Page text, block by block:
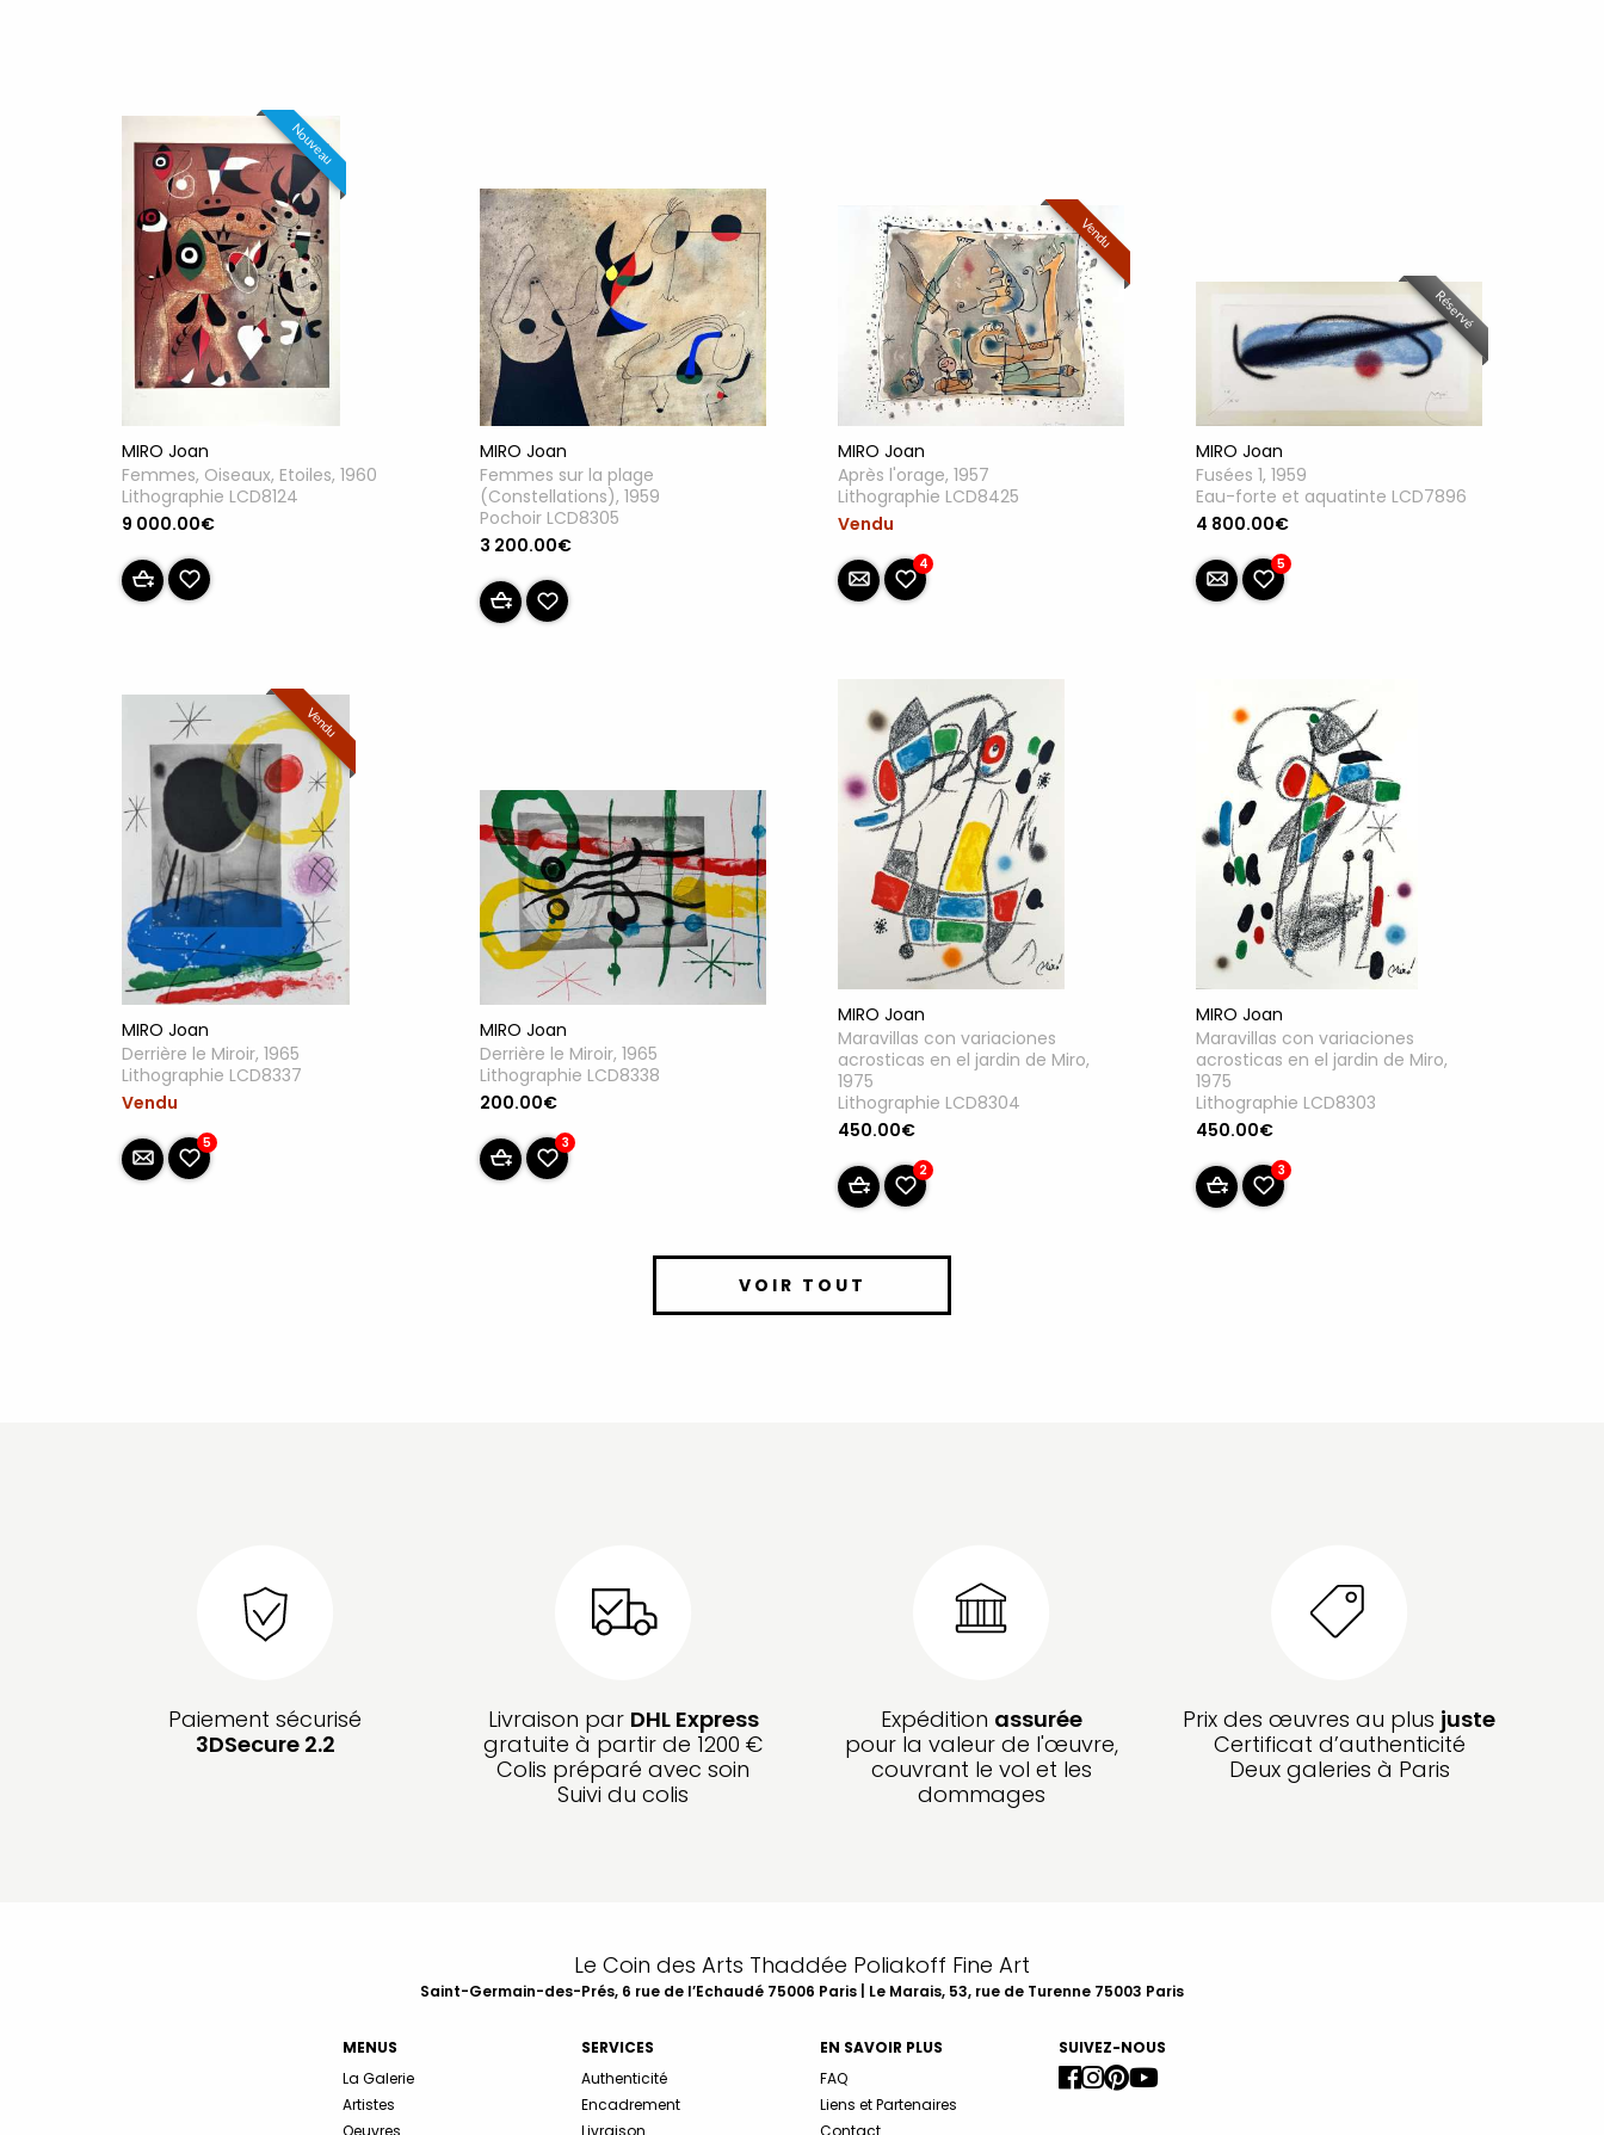
Nouveau
MIRO Joan
Femmes, Oiseaux, Etoiles, 1960
Lithographie LCD8124
9 000.00€
MIRO Joan
Femmes sur la plage
(Constellations), 1959
Pochoir LCD8305
3 200.00€
Vendu
MIRO Joan
Après l'orage, 1957
Lithographie LCD8425
Vendu
4
Réservé
MIRO Joan
Fusées 1, 1959
Eau-forte et aquatinte LCD7896
4 800.00€
5
Vendu
MIRO Joan
Derrière le Miroir, 1965
Lithographie LCD8337
Vendu
5
MIRO Joan
Derrière le Miroir, 1965
Lithographie LCD8338
200.00€
3
MIRO Joan
Maravillas con variaciones
acrosticas en el jardin de Miro,
1975
Lithographie LCD8304
450.00€
2
MIRO Joan
Maravillas con variaciones
acrosticas en el jardin de Miro,
1975
Lithographie LCD8303
450.00€
3
VOIR TOUT
Paiement sécurisé
3DSecure 2.2
Livraison par DHL Express
gratuite à partir de 1200 €
Colis préparé avec soin
Suivi du colis
Expédition assurée
pour la valeur de l'œuvre,
couvrant le vol et les
dommages
Prix des œuvres au plus juste
Certificat d’authenticité
Deux galeries à Paris
Le Coin des Arts Thaddée Poliakoff Fine Art
Saint-Germain-des-Prés, 6 rue de l’Echaudé 75006 Paris | Le Marais, 53, rue de Turenne 75003 Paris
MENUS
La Galerie
Artistes
SERVICES
Authenticité
Encadrement
EN SAVOIR PLUS
FAQ
Liens et Partenaires
SUIVEZ-NOUS